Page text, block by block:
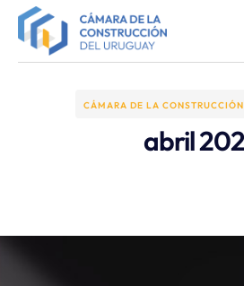
CÁMARA DE LA
abril